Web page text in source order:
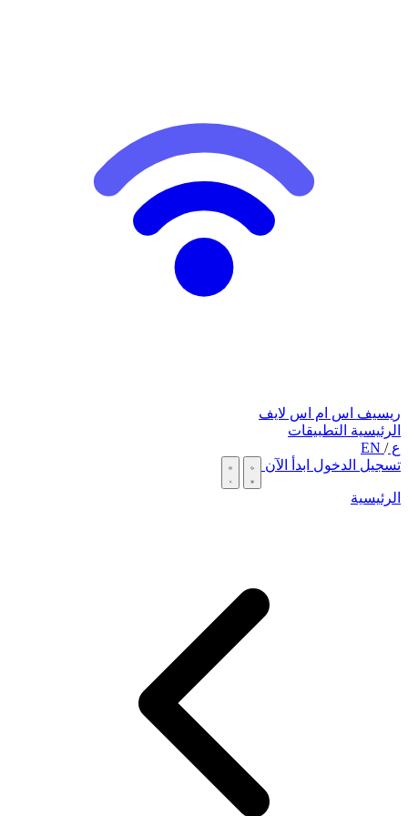
ريسيف اس ام اس لايف
الرئيسية التطبيقات
ع/
تسجيل الدخول ابدأ الآن
الرئيسية